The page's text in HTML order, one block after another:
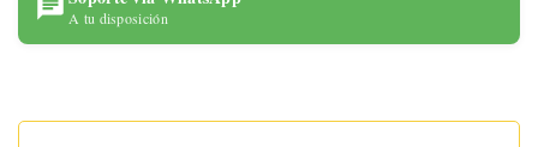
A tu disposición